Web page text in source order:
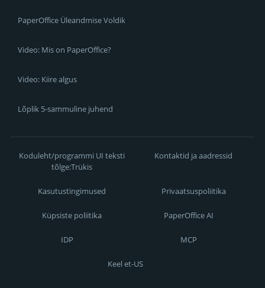
PaperOffice Üleandmise Voldik
Video: Mis on PaperOffice?
Video: Kiire algus
Lõplik 5-sammuline juhend
Koduleht/programmi UI teksti
tõlge:Trükis
Kontaktid ja aadressid
Kasutustingimused Privaatsuspoliitika
Küpsiste poliitika PaperOffice AI
IDP MCP
Keel et-US